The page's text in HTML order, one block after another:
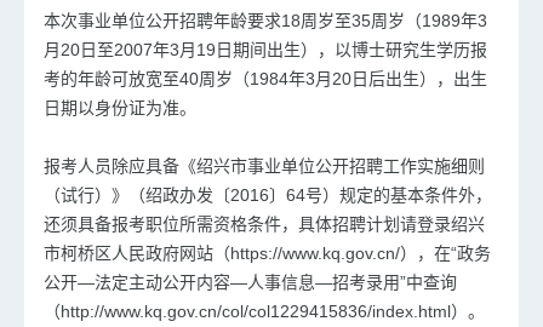
本次事业单位公开招聘年龄要求18周岁至35周岁（1989年3
月20日至2007年3月19日期间出生），以博士研究生学历报
考的年龄可放宽至40周岁（1984年3月20日后出生），出生
日期以身份证为准。
报考人员除应具备《绍兴市事业单位公开招聘工作实施细则
（试行）》（绍政办发〔2016〕64号）规定的基本条件外，
还须具备报考职位所需资格条件，具体招聘计划请登录绍兴
市柯桥区人民政府网站（https://www.kq.gov.cn/），在“政务
公开—法定主动公开内容—人事信息—招考录用”中查询
（http://www.kq.gov.cn/col/col1229415836/index.html）。